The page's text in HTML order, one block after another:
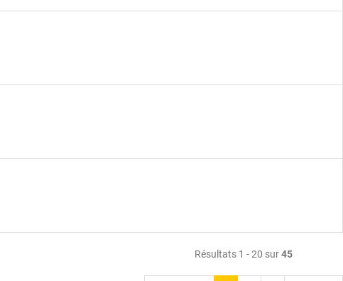
Résultats 1 - 20 sur45